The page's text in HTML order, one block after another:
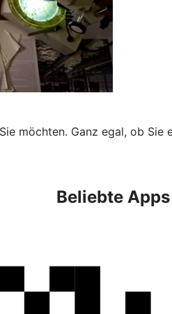
möchten. Ganz egal, ob
Beliebte Apps